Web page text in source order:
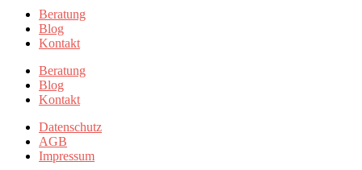
Beratung
Blog
Kontakt
Beratung
Blog
Kontakt
Datenschutz
AGB
Impressum